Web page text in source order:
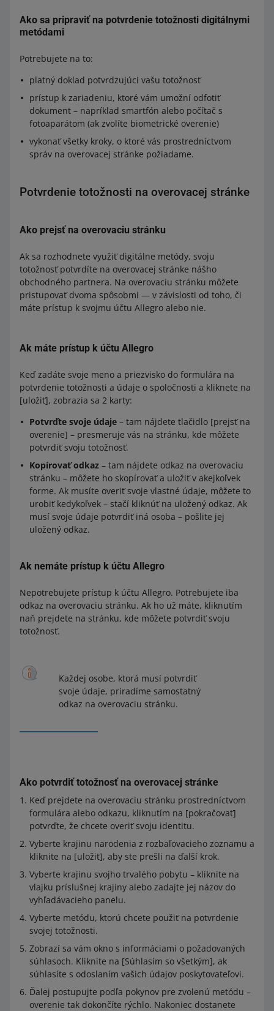
Ako sa pripraviť na potvrdenie totožnosti digitálnymi
metódami
Potrebujete na to:
platný doklad potvrdzujúci vašu totožnosť
prístup k zariadeniu, ktoré vám umožní odfotiť
dokument – napríklad smartfón alebo počítač s
fotoaparátom (ak zvolíte biometrické overenie)
vykonať všetky kroky, o ktoré vás prostredníctvom
správ na overovacej stránke požiadame.
Potvrdenie totožnosti na overovacej stránke
Ako prejsť na overovaciu stránku
Ak sa rozhodnete využiť digitálne metódy, svoju
totožnosť potvrdíte na overovacej stránke nášho
obchodného partnera. Na overovaciu stránku môžete
pristupovať dvoma spôsobmi — v závislosti od toho, či
máte prístup k svojmu účtu Allegro alebo nie.
Ak máte prístup k účtu Allegro
Keď zadáte svoje meno a priezvisko do formulára na
potvrdenie totožnosti a údaje o spoločnosti a kliknete na
[uložiť], zobrazia sa 2 karty:
Potvrďte svoje údaje – tam nájdete tlačidlo [prejsť na
overenie] – presmeruje vás na stránku, kde môžete
potvrdiť svoju totožnosť.
Kopírovať odkaz – tam nájdete odkaz na overovaciu
stránku – môžete ho skopírovať a uložiť v akejkoľvek
forme. Ak musíte overiť svoje vlastné údaje, môžete to
urobiť kedykoľvek – stačí kliknúť na uložený odkaz. Ak
musí svoje údaje potvrdiť iná osoba – pošlite jej
uložený odkaz.
Ak nemáte prístup k účtu Allegro
Nepotrebujete prístup k účtu Allegro. Potrebujete iba
odkaz na overovaciu stránku. Ak ho už máte, kliknutím
naň prejdete na stránku, kde môžete potvrdiť svoju
totožnosť.
Každej osobe, ktorá musí potvrdiť
svoje údaje, priradíme samostatný
odkaz na overovaciu stránku.
Ako potvrdiť totožnosť na overovacej stránke
Keď prejdete na overovaciu stránku prostredníctvom
formulára alebo odkazu, kliknutím na [pokračovať]
potvrďte, že chcete overiť svoju identitu.
Vyberte krajinu narodenia z rozbaľovacieho zoznamu a
kliknite na [uložiť], aby ste prešli na ďalší krok.
Vyberte krajinu svojho trvalého pobytu – kliknite na
vlajku príslušnej krajiny alebo zadajte jej názov do
vyhľadávacieho panelu.
Vyberte metódu, ktorú chcete použiť na potvrdenie
svojej totožnosti.
Zobrazí sa vám okno s informáciami o požadovaných
súhlasoch. Kliknite na [Súhlasím so všetkým], ak
súhlasíte s odoslaním vašich údajov poskytovateľovi.
Ďalej postupujte podľa pokynov pre zvolenú metódu –
overenie tak dokončíte rýchlo. Nakoniec dostanete